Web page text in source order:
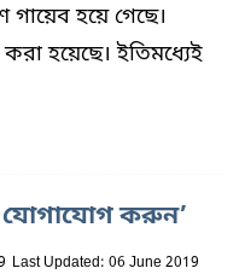
হয়ে গেছে।
হয়েছে। ইতিমধ্যেই
যোগাযোগ করুন’
Last Updated: 06 June 2019